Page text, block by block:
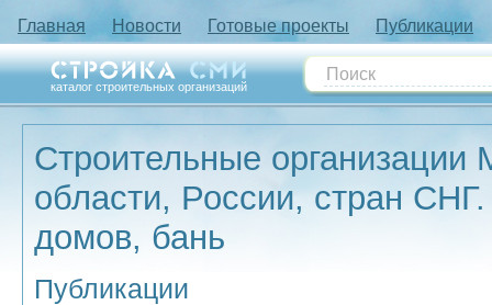
Главная Новости Готовые проекты Публикации
каталог строительных организаций
Строительные организации
области, России, стран
домов, бань
Публикации